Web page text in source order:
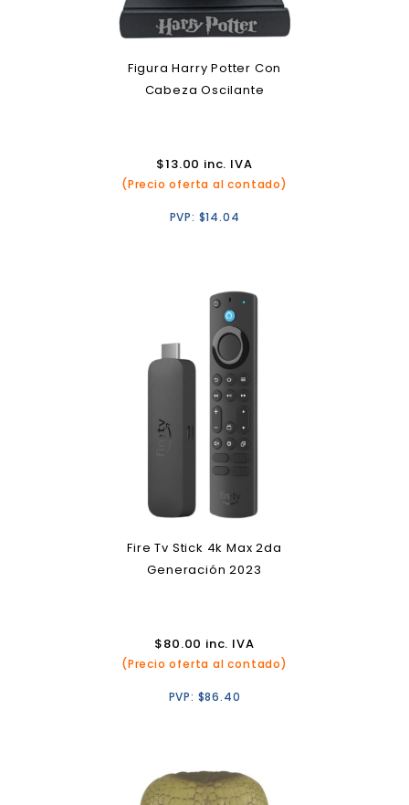
Figura Harry Potter Con
Cabeza Oscilante
$13.00 inc. IVA
(Precio oferta al contado)
PVP: $14.04
Fire Tv Stick 4k Max 2da
Generación 2023
$80.00 inc. IVA
(Precio oferta al contado)
PVP: $86.40